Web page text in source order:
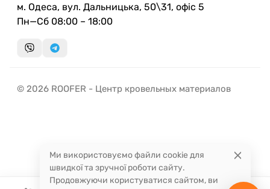
м. Одеса, вул. Дальницька, 50\31, офіс 5
Пн—Сб 08:00 – 18:00
© 2026 ROOFER - Центр кровельных материалов
Ми використовуємо файли cookie для
швидкої та зручної роботи сайту.
Продовжуючи користуватися сайтом, ви
миттєвий зворотний виклик